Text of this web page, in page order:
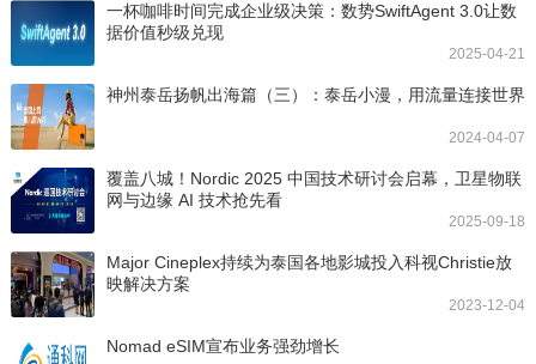
一杯咖啡时间完成企业级决策：数势SwiftAgent 3.0让数
据价值秒级兑现
2025-04-21
神州泰岳扬帆出海篇（三）：泰岳小漫，用流量连接世界
2024-04-07
覆盖八城！Nordic 2025 中国技术研讨会启幕，卫星物联
网与边缘 AI 技术抢先看
2025-09-18
Major Cineplex持续为泰国各地影城投入科视Christie放
映解决方案
2023-12-04
Nomad eSIM宣布业务强劲增长